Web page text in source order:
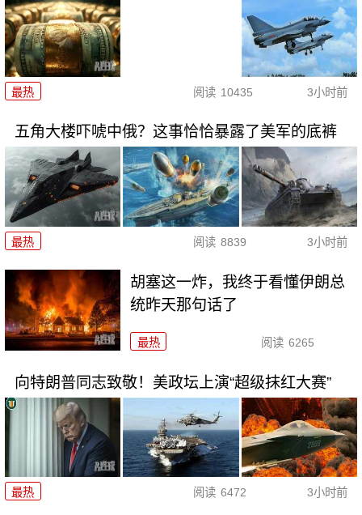
最热 阅读 10435 3小时前
五角大楼吓唬中俄？这事恰恰暴露了美军的底裤
最热 阅读 8839 3小时前
胡塞这一炸，我终于看懂伊朗总
统昨天那句话了
最热 阅读 6265
向特朗普同志致敬！美政坛上演“超级抹红大赛”
最热 阅读 6472 3小时前